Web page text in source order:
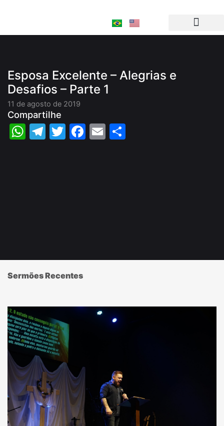
conteúdo
Esposa Excelente – Alegrias e
Desafios – Parte 1
11 de agosto de 2019
Compartilhe
WhatsApp
Telegram
Twitter
Facebook
Email
Sermões Recentes